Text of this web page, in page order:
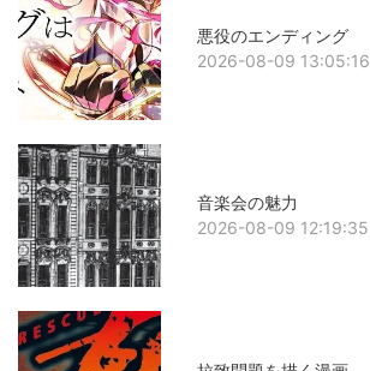
悪役のエンディング
2026-08-09 13:05:16
音楽会の魅力
2026-08-09 12:19:35